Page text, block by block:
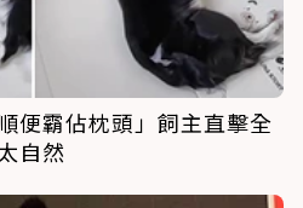
便霸佔枕頭」飼主直擊全
自然